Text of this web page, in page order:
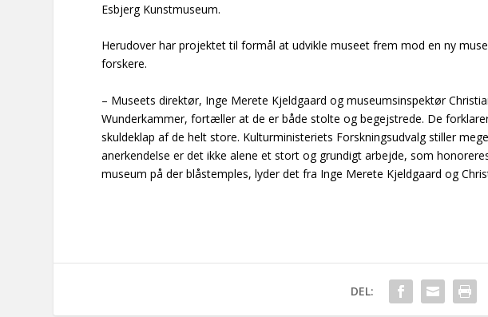
Esbjerg Kunstmuseum.
Herudover har projektet til formål at udvikle museet frem mod en ny
forskere.
– Museets direktør, Inge Merete Kjeldgaard og museumsinspektør
Wunderkammer, fortæller at de er både stolte og begejstrede. De
skuldeklap af de helt store. Kulturministeriets Forskningsudvalg stiller
anerkendelse er det ikke alene et stort og grundigt arbejde, som
museum på der blåstemples, lyder det fra Inge Merete Kjeldgaard og
DEL: